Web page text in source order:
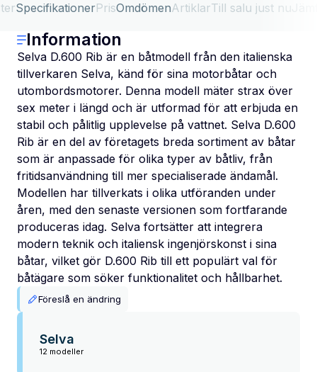
SpecifikationerPrisOmdömenArtiklarTill salu just nu
Information
Selva D.600 Rib är en båtmodell från den italienska
tillverkaren Selva, känd för sina motorbåtar och
utombordsmotorer. Denna modell mäter strax över
sex meter i längd och är utformad för att erbjuda en
stabil och pålitlig upplevelse på vattnet. Selva D.600
Rib är en del av företagets breda sortiment av båtar
som är anpassade för olika typer av båtliv, från
fritidsanvändning till mer specialiserade ändamål.
Modellen har tillverkats i olika utföranden under
åren, med den senaste versionen som fortfarande
produceras idag. Selva fortsätter att integrera
modern teknik och italiensk ingenjörskonst i sina
båtar, vilket gör D.600 Rib till ett populärt val för
båtägare som söker funktionalitet och hållbarhet.
Föreslå en ändring
Selva
12 modeller